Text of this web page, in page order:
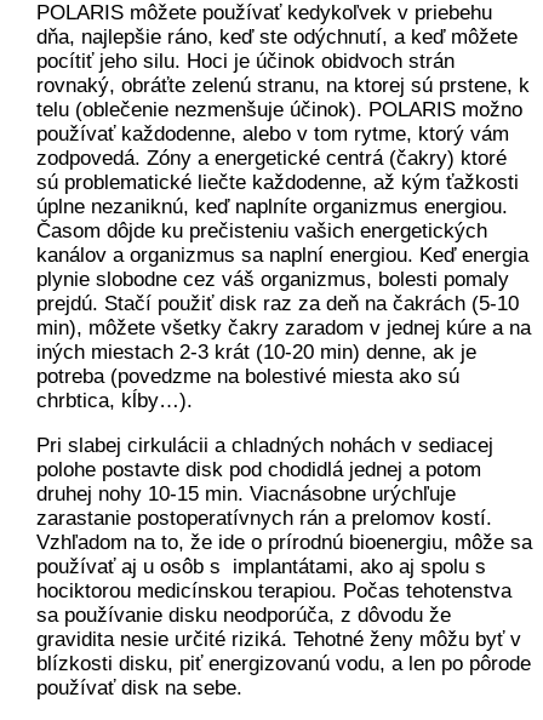
POLARIS môžete používať kedykoľvek v priebehu
dňa, najlepšie ráno, keď ste odýchnutí, a keď môžete
pocítiť jeho silu. Hoci je účinok obidvoch strán
rovnaký, obráťte zelenú stranu, na ktorej sú prstene, k
telu (oblečenie nezmenšuje účinok). POLARIS možno
používať každodenne, alebo v tom rytme, ktorý vám
zodpovedá. Zóny a energetické centrá (čakry) ktoré
sú problematické liečte každodenne, až kým ťažkosti
úplne nezaniknú, keď naplníte organizmus energiou.
Časom dôjde ku prečisteniu vašich energetických
kanálov a organizmus sa naplní energiou. Keď energia
plynie slobodne cez váš organizmus, bolesti pomaly
prejdú. Stačí použiť disk raz za deň na čakrách (5-10
min), môžete všetky čakry zaradom v jednej kúre a na
iných miestach 2-3 krát (10-20 min) denne, ak je
potreba (povedzme na bolestivé miesta ako sú
chrbtica, kĺby…).
Pri slabej cirkulácii a chladných nohách v sediacej
polohe postavte disk pod chodidlá jednej a potom
druhej nohy 10-15 min. Viacnásobne urýchľuje
zarastanie postoperatívnych rán a prelomov kostí.
Vzhľadom na to, že ide o prírodnú bioenergiu, môže sa
používať aj u osôb s implantátami, ako aj spolu s
hociktorou medicínskou terapiou. Počas tehotenstva
sa používanie disku neodporúča, z dôvodu že
gravidita nesie určité riziká. Tehotné ženy môžu byť v
blízkosti disku, piť energizovanú vodu, a len po pôrode
používať disk na sebe.